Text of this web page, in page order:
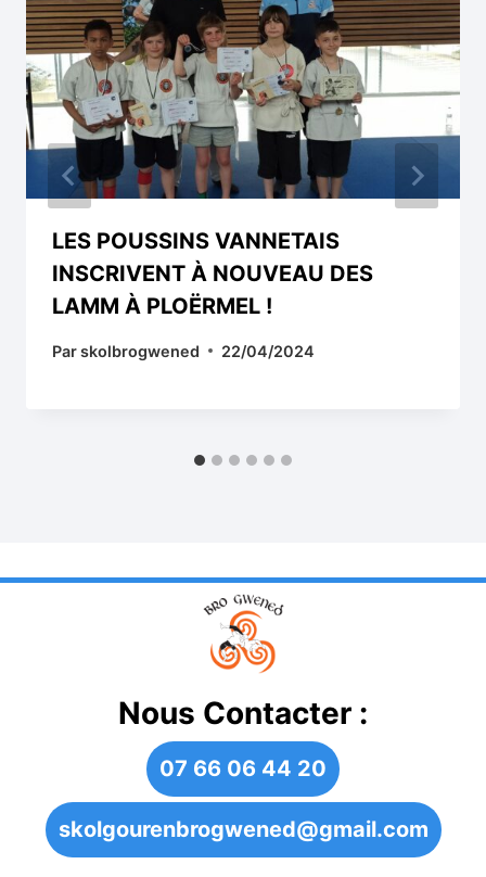
LES POUSSINS VANNETAIS
INSCRIVENT À NOUVEAU DES
LAMM À PLOËRMEL !
Parskolbrogwened 22/04/2024
Nous Contacter :
07 66 06 44 20
skolgourenbrogwened@gmail.com